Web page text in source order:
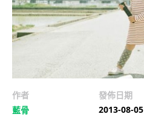
作者
藍骨
發佈日期
2013-08-05